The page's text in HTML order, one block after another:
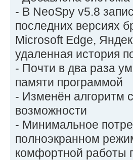
- В NeoSpy v5.8
последних версиях
Microsoft Edge,
удаленная история
- Почти в два раза
памяти программой
- Изменён алгоритм
возможности
- Минимальное
полноэкранном
комфортной работы